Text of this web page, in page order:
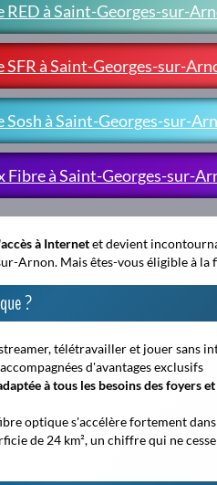
RED à Saint-Georges-sur-
SFR à Saint-Georges-sur-
Sosh à Saint-Georges-sur-
Fibre à Saint-Georges-sur-
à Internetet devient
Arnon. Mais êtes-vouséligible à la
?
télétravailler et jouer sans
d'avantages exclusifs
à tous les besoins des foyers
optique s'accélère fortement
de 24 km², un chiffre qui ne